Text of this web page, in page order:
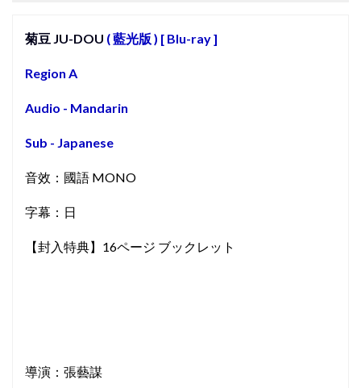
菊豆 JU-DOU ( 藍光版 ) [ Blu-ray ]
Region A
Audio - Mandarin
Sub - Japanese
音效：國語 MONO
字幕：日
【封入特典】16ページ ブックレット
導演：張藝謀